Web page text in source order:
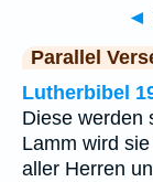
◄
Parallel
Lutherbibel
Diese werden
Lamm wird
aller Herren